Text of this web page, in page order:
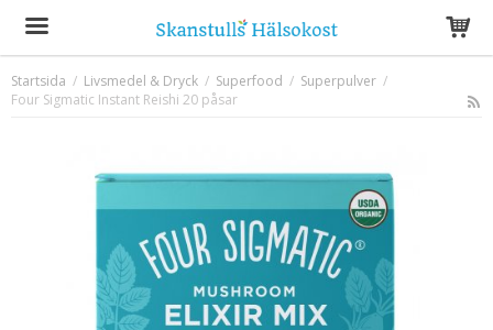
Produkten har blivit tillagd i varukorgen
Startsida / Livsmedel & Dryck / Superfood / Superpulver /
Four Sigmatic Instant Reishi 20 påsar